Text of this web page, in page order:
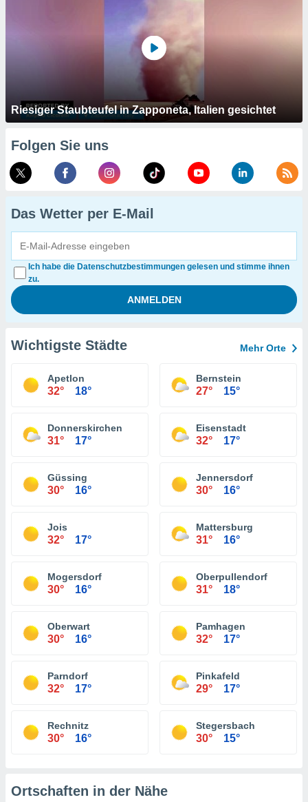
Riesiger Staubteufel in Zapponeta, Italien gesichtet
Folgen Sie uns
Das Wetter per E-Mail
Ich habe die Datenschutzbestimmungen gelesen und stimme ihnen
zu.
Wichtigste Städte Mehr Orte
Apetlon
32° 18°
Bernstein
27° 15°
Donnerskirchen
31° 17°
Eisenstadt
32° 17°
Güssing
30° 16°
Jennersdorf
30° 16°
Jois
32° 17°
Mattersburg
31° 16°
Mogersdorf
30° 16°
Oberpullendorf
31° 18°
Oberwart
30° 16°
Pamhagen
32° 17°
Parndorf
32° 17°
Pinkafeld
29° 17°
Rechnitz
30° 16°
Stegersbach
30° 15°
Ortschaften in der Nähe